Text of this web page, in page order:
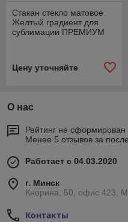
Стакан стекло матовое
Желтый градиент для
сублимации ПРЕМИУМ
Цену уточняйте
О нас
Рейтинг не сформирован
Менее 5 отзывов за
Работает с 04.03.2020
г. Минск
Кнорина, 50, офис 423,
Контакты